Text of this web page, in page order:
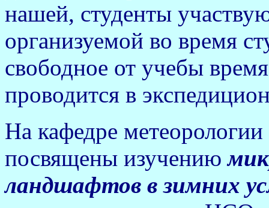
нашей, студенты
организуемой во время
свободное от учебы
проводится в
На кафедре
посвящены изучению
ландшафтов в зимних